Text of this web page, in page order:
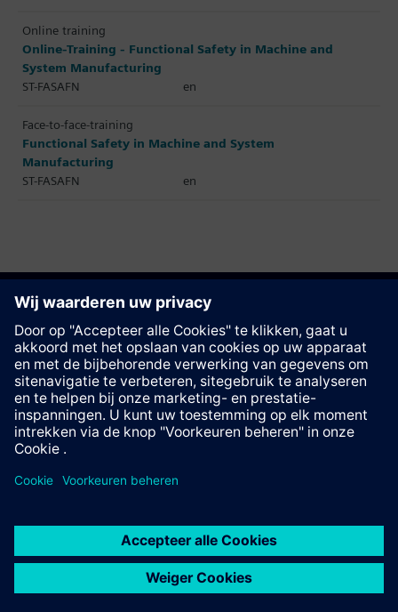
Online training
Online-Training - Functional Safety in Machine and
System Manufacturing
ST-FASAFN
en
Face-to-face-training
Functional Safety in Machine and System
Manufacturing
ST-FASAFN
en
Deze pagina aanbevelen
Contact
Corporate Information
Digital ID
Whistleblowing